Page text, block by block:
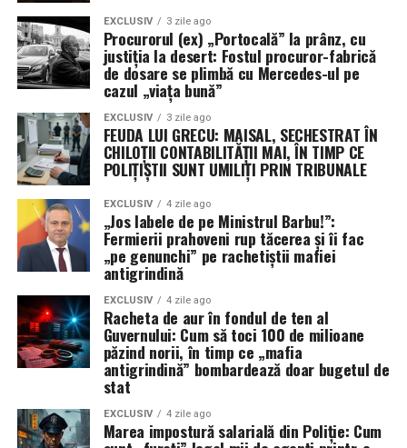
EXCLUSIV 3 zile ago
Procurorul (ex) „Portocală” la prânz, cu
justiția la desert: Fostul procuror-fabrică
de dosare se plimbă cu Mercedes-ul pe
cazul „viața bună”
EXCLUSIV 3 zile ago
FEUDA LUI GRECU: MAISAL, SECHESTRAT ÎN
CHILOȚII CONTABILITĂȚII MAI, ÎN TIMP CE
POLIȚIȘTII SUNT UMILIȚI PRIN TRIBUNALE
EXCLUSIV 4 zile ago
„Jos labele de pe Ministrul Barbu!”:
Fermierii prahoveni rup tăcerea și îi fac
„pe genunchi” pe rachetiștii mafiei
antigrindină
EXCLUSIV 4 zile ago
Racheta de aur în fondul de ten al
Guvernului: Cum să toci 100 de milioane
păzind norii, în timp ce „mafia
antigrindină” bombardează doar bugetul de
stat
EXCLUSIV 4 zile ago
Marea impostură salarială din Poliție: Cum